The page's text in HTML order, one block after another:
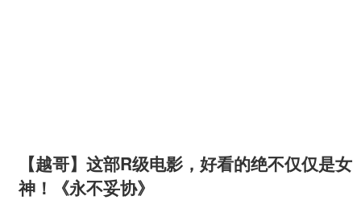
【越哥】这部R级电影，好看的绝不仅仅是女
神！《永不妥协》